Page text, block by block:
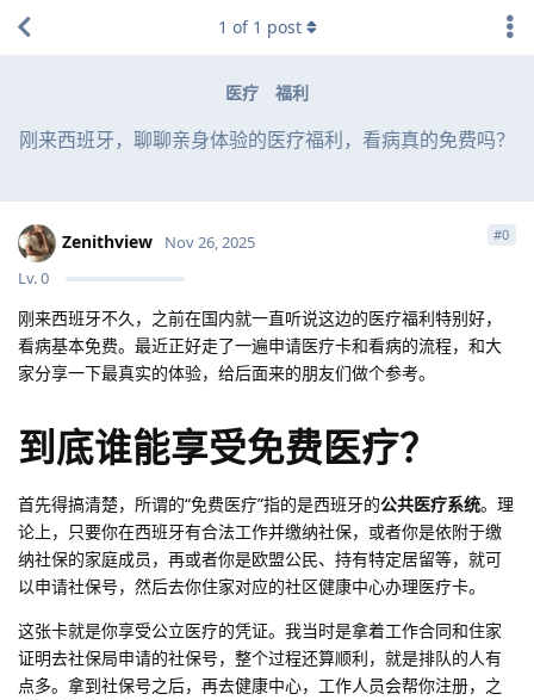
医疗 福利
刚来西班牙，聊聊亲身体验的医疗福利，看病真的免费吗？
1 of 1 post
Zenithview
Lv.0
Nov 26, 2025 #0
刚来西班牙不久，之前在国内就一直听说这边的医疗福利特别好，
看病基本免费。最近正好走了一遍申请医疗卡和看病的流程，和大
家分享一下最真实的体验，给后面来的朋友们做个参考。
到底谁能享受免费医疗？
首先得搞清楚，所谓的“免费医疗”指的是西班牙的公共医疗系统。理
论上，只要你在西班牙有合法工作并缴纳社保，或者你是依附于缴
纳社保的家庭成员，再或者你是欧盟公民、持有特定居留等，就可
以申请社保号，然后去你住家对应的社区健康中心办理医疗卡。
这张卡就是你享受公立医疗的凭证。我当时是拿着工作合同和住家
证明去社保局申请的社保号，整个过程还算顺利，就是排队的人有
点多。拿到社保号之后，再去健康中心，工作人员会帮你注册，之